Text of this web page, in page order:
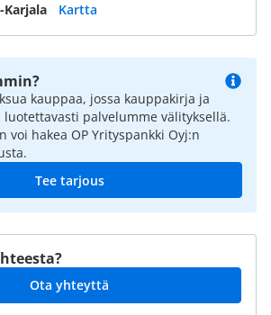
Karjala
Kartta
kauppaa, jossa kauppakirja ja
luotettavasti palvelumme välityksellä.
voi hakea OP Yrityspankki Oyj:n
Tee tarjous
Ota yhteyttä